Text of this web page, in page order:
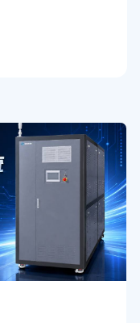
和设备的维